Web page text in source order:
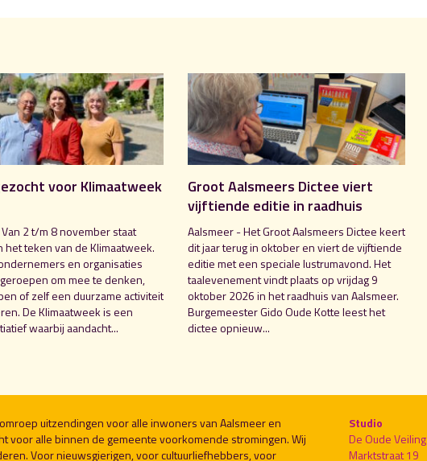
voor Klimaatweek
2 t/m 8 november staat
het teken van de Klimaatweek.
en organisaties
om mee te denken,
of zelf een duurzame activiteit
De Klimaatweek is een
waarbij aandacht...
Groot Aalsmeers Dictee viert
vijftiende editie in raadhuis
Aalsmeer - Het Groot Aalsmeers Dictee keert
dit jaar terug in oktober en viert de vijftiende
editie met een speciale lustrumavond. Het
taalevenement vindt plaats op vrijdag 9
oktober 2026 in het raadhuis van Aalsmeer.
Burgemeester Gido Oude Kotte leest het
dictee opnieuw...
uitzendingen voor alle inwoners van Aalsmeer en
voor alle binnen de gemeente voorkomende stromingen. Wij
Voor nieuwsgierigen, voor cultuurliefhebbers, voor
Studio
De Oude Veiling
Marktstraat 19